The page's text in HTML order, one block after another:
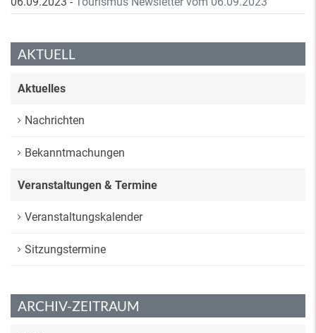
AKTUELL
Aktuelles
Nachrichten
Bekanntmachungen
Veranstaltungen & Termine
Veranstaltungskalender
Sitzungstermine
ARCHIV-ZEITRAUM